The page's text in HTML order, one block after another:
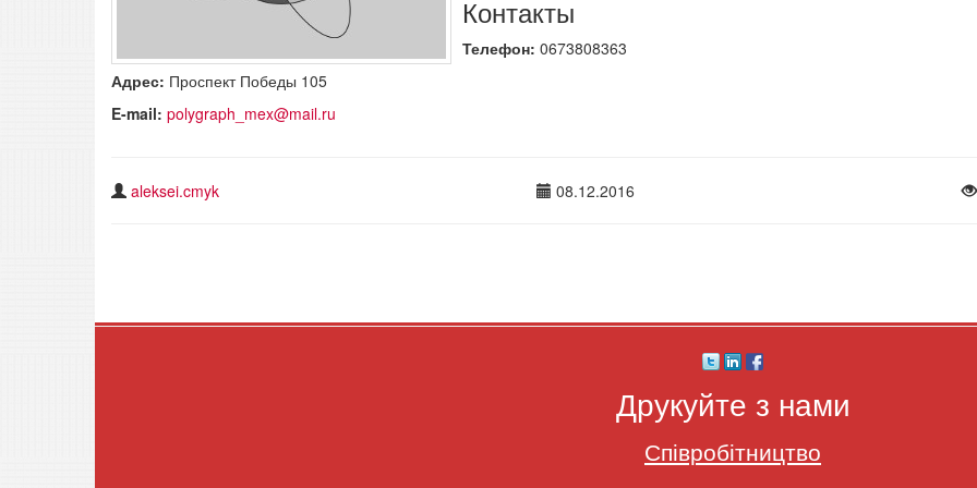
Контакты
Телефон: 0673808363
Адрес: Проспект Победы 105
E-mail: polygraph_mex@mail.ru
aleksei.cmyk 08.12.2016
Друкуйте з нами
Співробітництво